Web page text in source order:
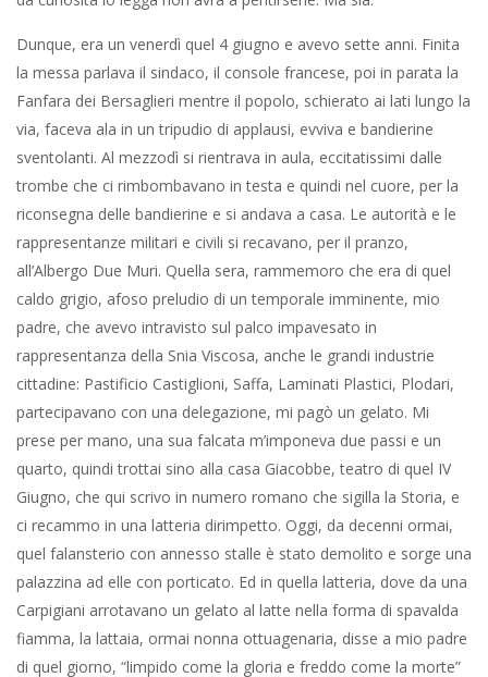
per parafrasare Victor Hugo, esattamente come le aveva
narrato la sua di mamma che allora era proprio lei quella bimba
tremante di paura col moccio pencolante. Ed indicò il gradino di
pietra grigia, proprio sull’uscio. Era qui, mi diceva la mia mamma
che ogni volta si segnava a Croce. Un ragazzo, la testa
fracassata, biondo con gli occhi azzurri color del cielo, bianco
nella divisa austriaca rappresa nel sangue.
Mio padre mi prese il cono gelato e mi lasciò uno schiaffo. Così
non ti dimentichi.
Venerdì, IV Giugno 1965. Trent’anni dopo, trent’anni, investito
dell’incarico di vicesindaco pro tempore della Magenta, in
prossimità della ricorrenza, andai all’Ossario sul camioncino
degli operai comunali lì per un rimessaggio in economia del sito.
Il Magistrelli, l’articolo esplicito lombardismo, capo operaio, altro
gigante buono, governava i lavori lavorando. Me ne stavo lì a
guardarmi in giro nell’abito grigio scuro d’ordinanza, per dire.
Nani, non sei mai andato giù? Ora il “nani” è un altro
lombardismo affettuoso. Un vezzeggiativo molto comune nella
lingua madre. Che non significa piccolino, le nostre taglie si
equiparavano, ma semplicemente quell’espressione che esprime
l’affetto indifferente all’età del tempo. Scossi il capo. Allora butta
via il mozzicone e vieni giù. E scendemmo nella cripta. Mi
accolse l’odore di aria ferma che sembra acqua stagnante di